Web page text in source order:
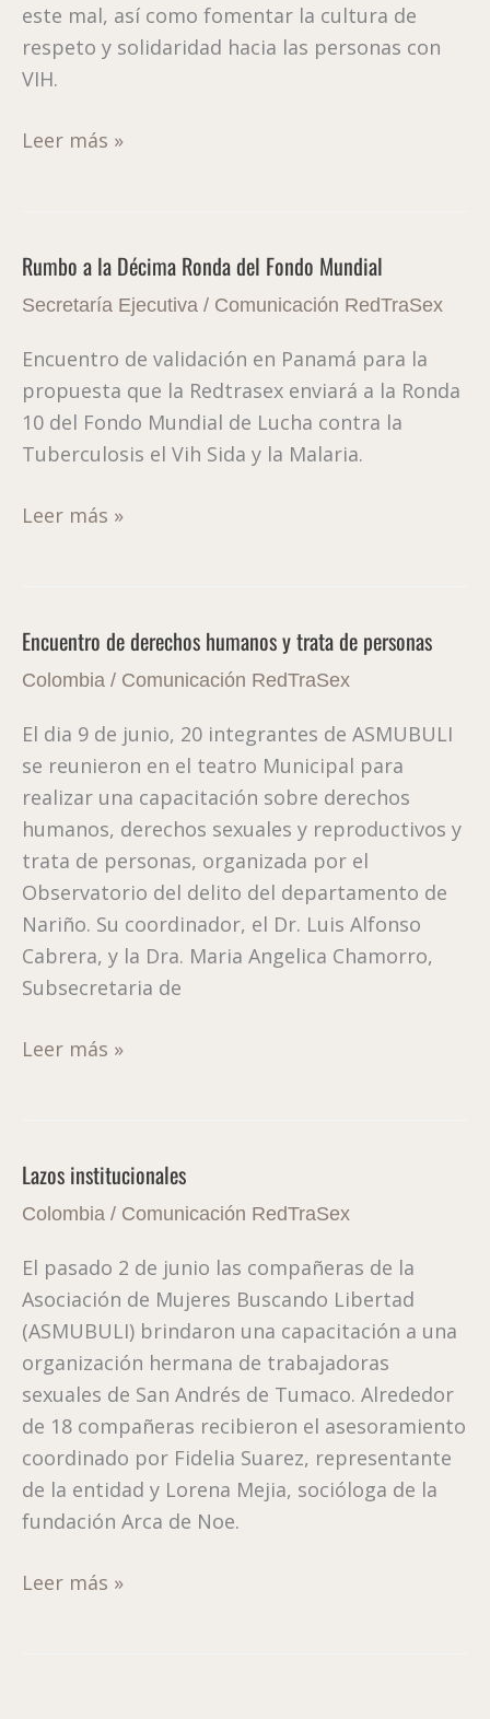
este mal, así como fomentar la cultura de
respeto y solidaridad hacia las personas con
VIH.
Leer más »
Rumbo a la Décima Ronda del Fondo Mundial
Secretaría Ejecutiva / Comunicación RedTraSex
Encuentro de validación en Panamá para la
propuesta que la Redtrasex enviará a la Ronda
10 del Fondo Mundial de Lucha contra la
Tuberculosis el Vih Sida y la Malaria.
Rumbo
a
Décima
Ronda
del
Fondo
Leer más »
Encuentro de derechos humanos y trata de personas
Colombia / Comunicación RedTraSex
El dia 9 de junio, 20 integrantes de ASMUBULI
se reunieron en el teatro Municipal para
realizar una capacitación sobre derechos
humanos, derechos sexuales y reproductivos y
trata de personas, organizada por el
Observatorio del delito del departamento de
Nariño. Su coordinador, el Dr. Luis Alfonso
Cabrera, y la Dra. Maria Angelica Chamorro,
Subsecretaria de
Encuentro
de
humanos
y
trata
de
personas
Leer más »
Lazos institucionales
Colombia / Comunicación RedTraSex
El pasado 2 de junio las compañeras de la
Asociación de Mujeres Buscando Libertad
(ASMUBULI) brindaron una capacitación a una
organización hermana de trabajadoras
sexuales de San Andrés de Tumaco. Alrededor
de 18 compañeras recibieron el asesoramiento
coordinado por Fidelia Suarez, representante
de la entidad y Lorena Mejia, socióloga de la
fundación Arca de Noe.
Lazos
institucionales
Leer más »